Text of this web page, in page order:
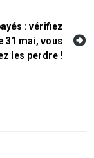
: vérifiez
31 mai, vous
les perdre !